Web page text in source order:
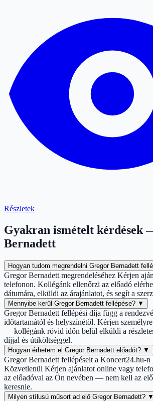
Részletek
Gyakran ismételt kérdések
Bernadett
Hogyan tudom megrendelni Gregor Bernadett
Gregor Bernadett megrendeléséhez Kérjen
telefonon. Kollégánk ellenőrzi az előadó
dátumára, elküldi az árajánlatot, és segít a
Mennyibe kerül Gregor Bernadett fellépése? ▼
Gregor Bernadett fellépési díja függ a
időtartamától és helyszínétől. Kérjen
— kollégánk rövid időn belül elküldi a
díjjal és útiköltséggel.
Hogyan érhetem el Gregor Bernadett előadót? ▼
Gregor Bernadett fellépéseit a Koncert24.hu-n
Közvetlenül Kérjen ajánlatot online vagy
az előadóval az Ön nevében — nem kell az
keresnie.
Milyen stílusú műsort ad elő Gregor Bernadett? ▼